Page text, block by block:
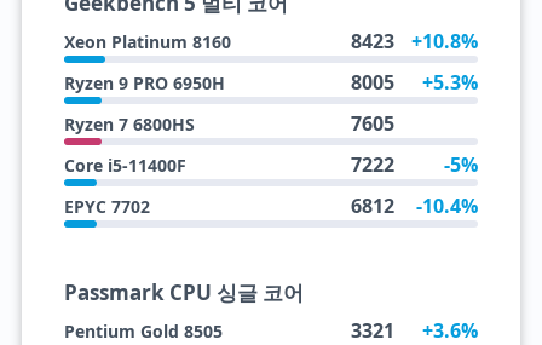
Xeon Platinum 8160 8423 +10.8%
Ryzen 9 PRO 6950H 8005 +5.3%
Ryzen 7 6800HS 7605
Core i5-11400F 7222 -5%
EPYC 7702 6812 -10.4%
Passmark CPU 싱글 코어
Pentium Gold 8505 3321 +3.6%